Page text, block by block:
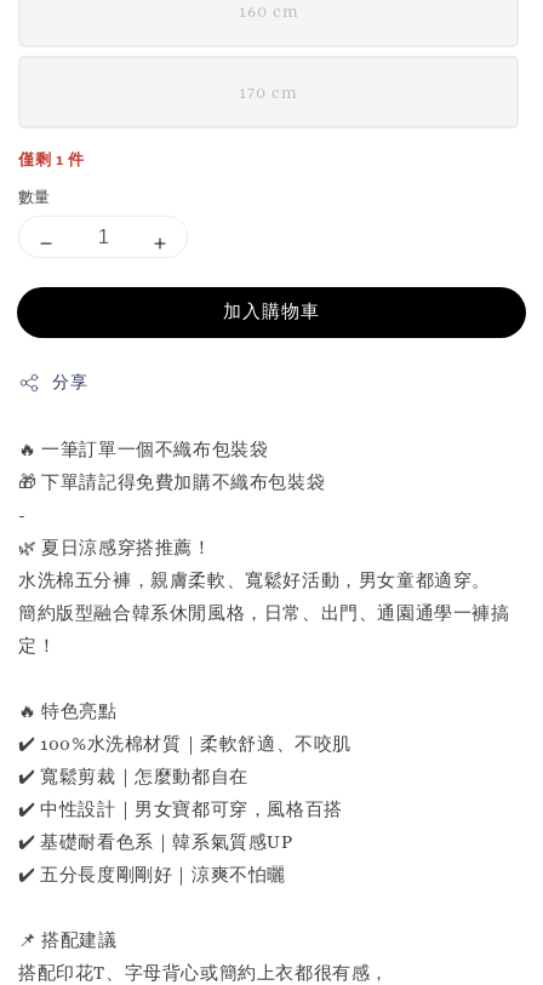
160 cm
170 cm
僅剩 1 件
數量
加入購物車
分享
🔥 一筆訂單一個不織布包裝袋
🎁 下單請記得免費加購不織布包裝袋
-
🌿 夏日涼感穿搭推薦！
水洗棉五分褲，親膚柔軟、寬鬆好活動，男女童都適穿。
簡約版型融合韓系休閒風格，日常、出門、通園通學一褲搞
定！
🔥 特色亮點
✔️ 100%水洗棉材質｜柔軟舒適、不咬肌
✔️ 寬鬆剪裁｜怎麼動都自在
✔️ 中性設計｜男女寶都可穿，風格百搭
✔️ 基礎耐看色系｜韓系氣質感UP
✔️ 五分長度剛剛好｜涼爽不怕曬
📌 搭配建議
搭配印花T、字母背心或簡約上衣都很有感，